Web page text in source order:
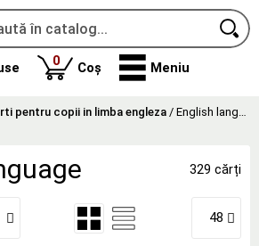
0produse
Coș Meniu
pentru copii in limba engleza / English language
329 cărți
48